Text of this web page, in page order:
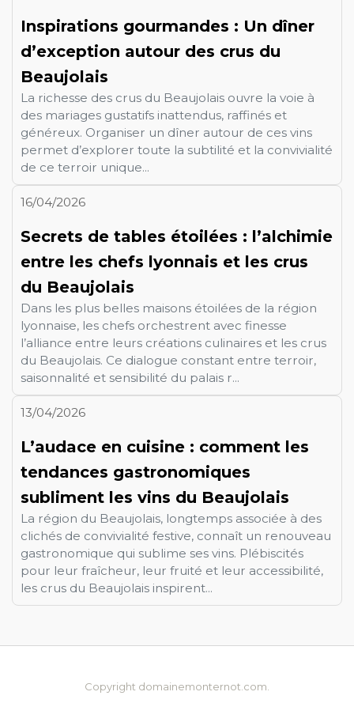
Inspirations gourmandes : Un dîner
d’exception autour des crus du
Beaujolais
La richesse des crus du Beaujolais ouvre la voie à
des mariages gustatifs inattendus, raffinés et
généreux. Organiser un dîner autour de ces vins
permet d’explorer toute la subtilité et la convivialité
de ce terroir unique...
16/04/2026
Secrets de tables étoilées : l’alchimie
entre les chefs lyonnais et les crus
du Beaujolais
Dans les plus belles maisons étoilées de la région
lyonnaise, les chefs orchestrent avec finesse
l’alliance entre leurs créations culinaires et les crus
du Beaujolais. Ce dialogue constant entre terroir,
saisonnalité et sensibilité du palais r...
13/04/2026
L’audace en cuisine : comment les
tendances gastronomiques
subliment les vins du Beaujolais
La région du Beaujolais, longtemps associée à des
clichés de convivialité festive, connaît un renouveau
gastronomique qui sublime ses vins. Plébiscités
pour leur fraîcheur, leur fruité et leur accessibilité,
les crus du Beaujolais inspirent...
Copyright domainemonternot.com.